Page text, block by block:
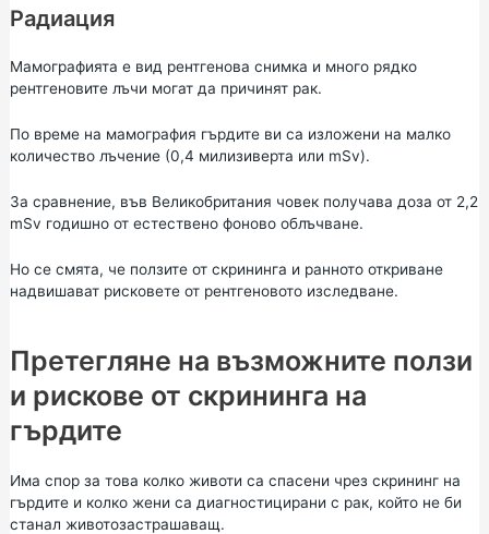
Радиация
Мамографията е вид рентгенова снимка и много рядко
рентгеновите лъчи могат да причинят рак.
По време на мамография гърдите ви са изложени на малко
количество лъчение(0,4 милизиверта или mSv).
За сравнение, във Великобритания човек получава доза от 2,2
mSv годишно от естествено фоново облъчване.
Но се смята, че ползите от скрининга и ранното откриване
надвишават рисковете от рентгеновото изследване.
Претегляне на възможните ползи
и рискове от скрининга на
гърдите
Има спор за това колко животи са спасени чрез скрининг на
гърдите и колко жени са диагностицирани с рак, който не би
станал животозастрашаващ.